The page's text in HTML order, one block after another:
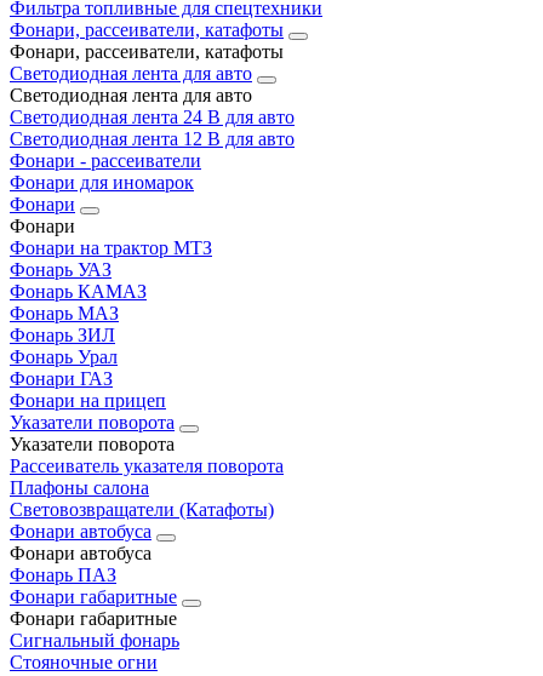
Фильтра топливные для спецтехники
Фонари, рассеиватели, катафоты
Фонари, рассеиватели, катафоты
Светодиодная лента для авто
Светодиодная лента для авто
Светодиодная лента 24 В для авто
Светодиодная лента 12 В для авто
Фонари - рассеиватели
Фонари для иномарок
Фонари
Фонари
Фонари на трактор МТЗ
Фонарь УАЗ
Фонарь КАМАЗ
Фонарь МАЗ
Фонарь ЗИЛ
Фонарь Урал
Фонари ГАЗ
Фонари на прицеп
Указатели поворота
Указатели поворота
Рассеиватель указателя поворота
Плафоны салона
Световозвращатели (Катафоты)
Фонари автобуса
Фонари автобуса
Фонарь ПАЗ
Фонари габаритные
Фонари габаритные
Сигнальный фонарь
Стояночные огни